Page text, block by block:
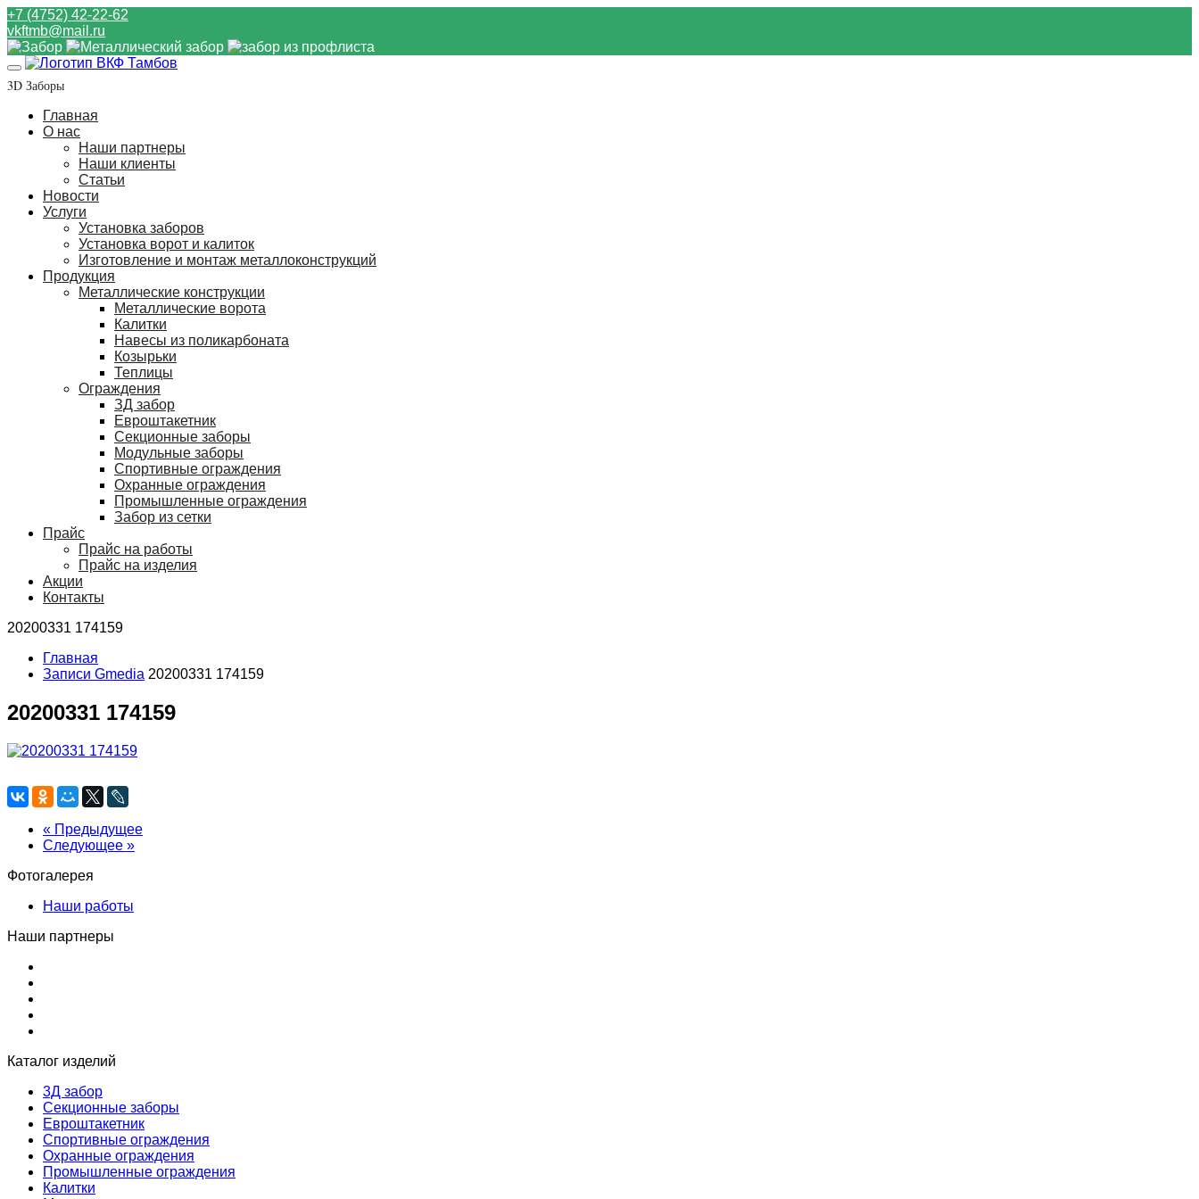
+7 (4752) 42-22-62
vkftmb@mail.ru
3D Заборы
Главная
О нас
Наши партнеры
Наши клиенты
Статьи
Новости
Услуги
Установка заборов
Установка ворот и калиток
Изготовление и монтаж металлоконструкций
Продукция
Металлические конструкции
Металлические ворота
Калитки
Навесы из поликарбоната
Козырьки
Теплицы
Ограждения
ЗД забор
Евроштакетник
Секционные заборы
Модульные заборы
Спортивные ограждения
Охранные ограждения
Промышленные ограждения
Забор из сетки
Прайс
Прайс на работы
Прайс на изделия
Акции
Контакты
20200331 174159
Главная
Записи Gmedia 20200331 174159
20200331 174159
« Предыдущее
Следующее »
Фотогалерея
Наши работы
Наши партнеры
Каталог изделий
3Д забор
Секционные заборы
Евроштакетник
Спортивные ограждения
Охранные ограждения
Промышленные ограждения
Калитки